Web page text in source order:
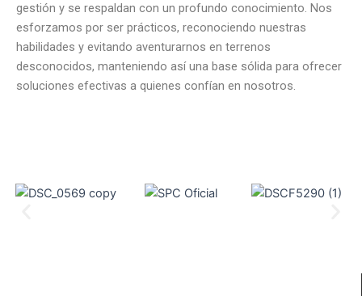
gestión y se respaldan con un profundo conocimiento. Nos
esforzamos por ser prácticos, reconociendo nuestras
habilidades y evitando aventurarnos en terrenos
desconocidos, manteniendo así una base sólida para ofrecer
soluciones efectivas a quienes confían en nosotros.